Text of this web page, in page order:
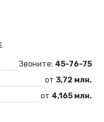
.
Звоните: 45-76-75
от 3,72 млн.
от 4,165 млн.